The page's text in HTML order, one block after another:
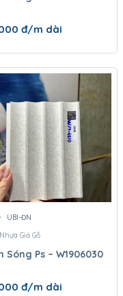
đ/m dài
UBI-ĐN
Giả Gỗ
Sóng Ps – W1906030
đ/m dài